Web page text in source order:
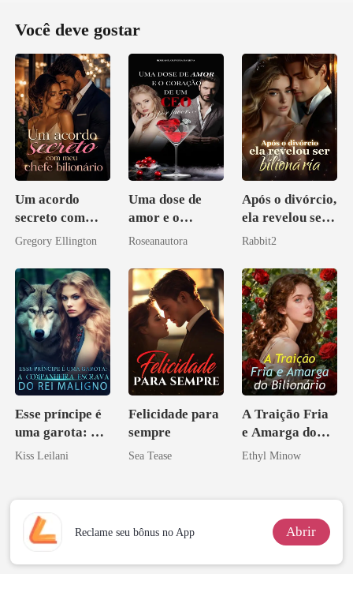
Você deve gostar
Um acordo
secreto com
meu chefe
Gregory Ellington
Uma dose de
amor e o
coração de um
Roseanautora
Após o divórcio,
ela revelou ser
bilionária
Rabbit2
Esse príncipe é
uma garota: A
companheira
Kiss Leilani
Felicidade para
sempre
Sea Tease
A Traição Fria
e Amarga do
Bilionário
Ethyl Minow
Reclame seu bônus no App Abrir